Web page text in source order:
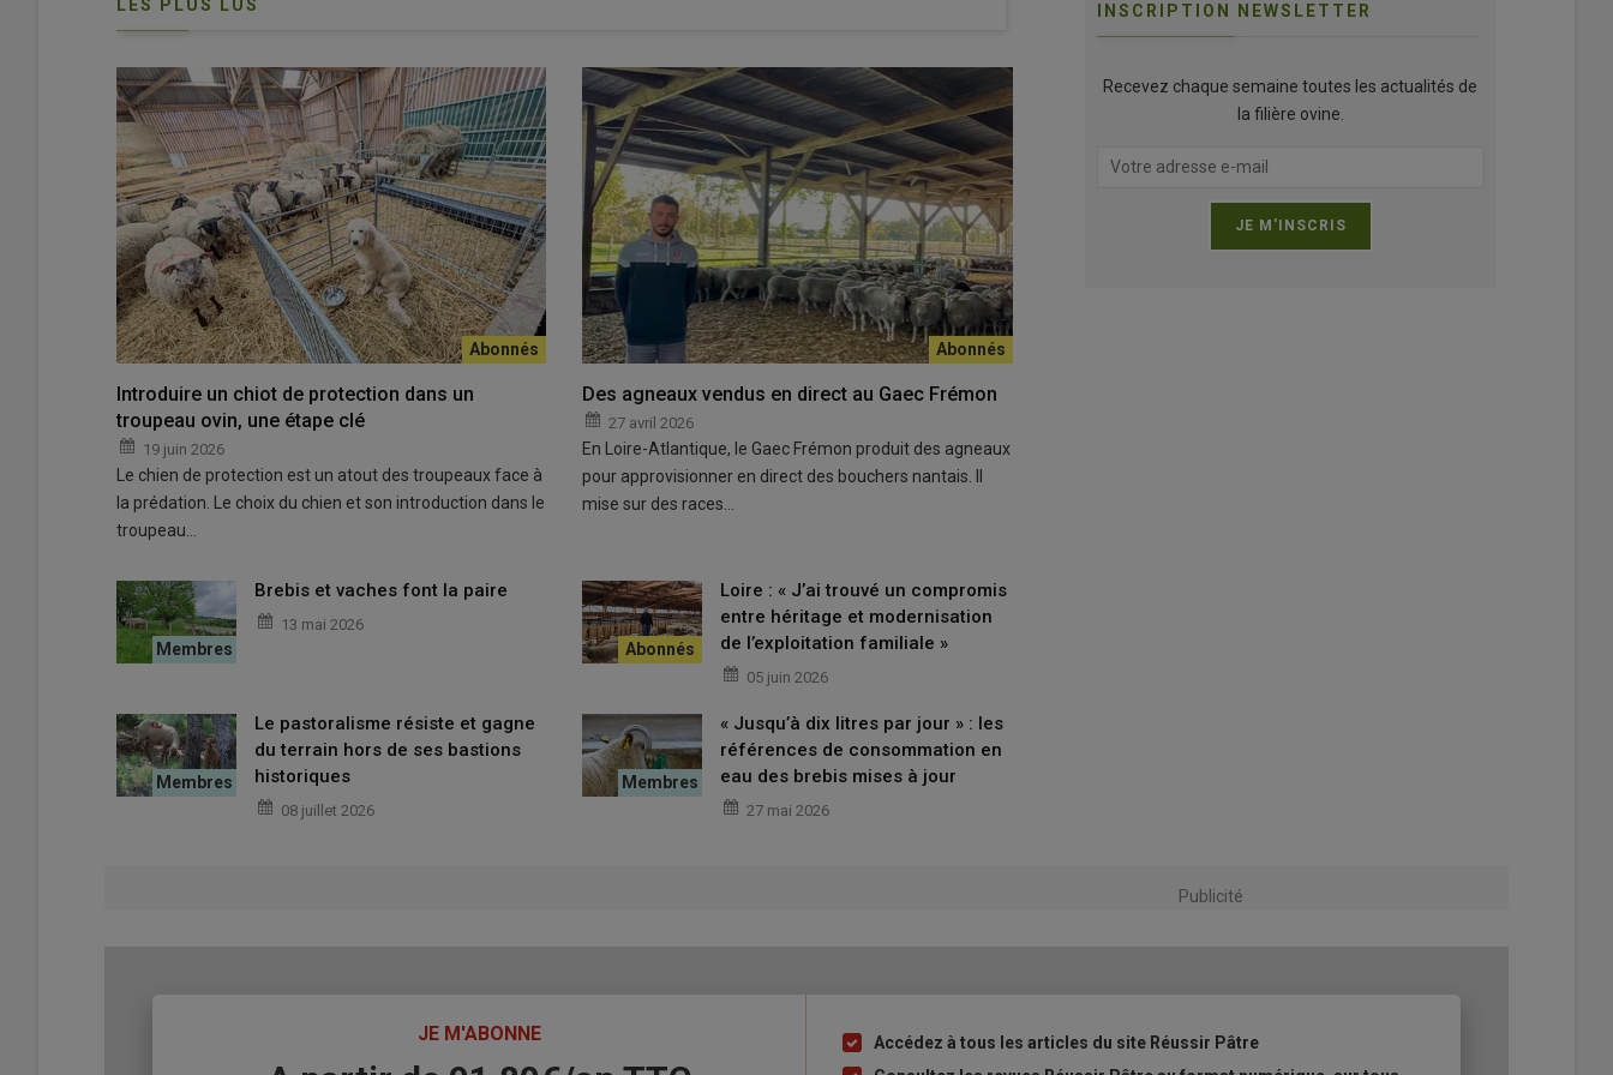
William Cawley (à gauche) et son berger Mark Hollis (à droite) assurent un suivi strict des performances du troupeau.
© W. Cawley
Lorsqu’on s’approche de la ferme de William Cawley, on ne distingue pas de bâtiment d’élevage mais unmanoir
néoclassiquedu XVIIIesiècle.L’éleveurbritannique
élève 1 000 brebis, 350 agnelles et 250 génisses dans les
Lire aussi : « Face au Brexit, je mise davantage sur l’environnement pour ma troupe ovine »
Le site appartient au
LES PLUS LUS
Introduire un chiot de protection dans un
troupeau ovin, une étape clé
19 juin 2026
Le chien de protection est un atout des troupeaux face à
la prédation. Le choix du chien et son introduction dans le
troupeau…
Des agneaux vendus en direct au Gaec Frémon
27 avril 2026
En Loire-Atlantique, le Gaec Frémon produit des agneaux
pour approvisionner en direct des bouchers nantais. Il
mise sur des races…
Brebis et vaches font la paire
13 mai 2026
Loire : « J’ai trouvé un compromis
entre héritage et modernisation
de l’exploitation familiale »
05 juin 2026
Le pastoralisme résiste et gagne
du terrain hors de ses bastions
historiques
08 juillet 2026
« Jusqu’à dix litres par jour » : les
références de consommation en
eau des brebis mises à jour
27 mai 2026
INSCRIPTION NEWSLETTER
Recevez chaque semaine toutes les actualités de
la filière ovine.
Publicité
JE M'ABONNE
ListeAccédez à tous les articles du site Réussir Pâtre